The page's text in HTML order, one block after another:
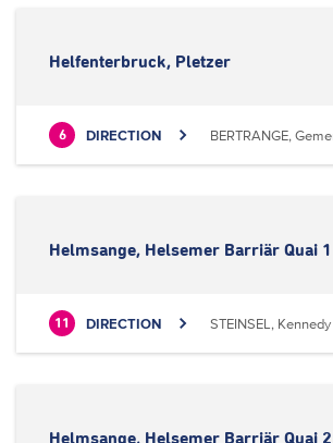
Helfenterbruck, Pletzer
6 DIRECTION BERTRANGE,
Helmsange, Helsemer Barriär Quai 1
11 DIRECTION STEINSEL, Kennedy
Helmsange, Helsemer Barriär Quai 2